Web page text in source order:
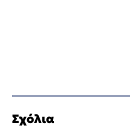
Σχόλια